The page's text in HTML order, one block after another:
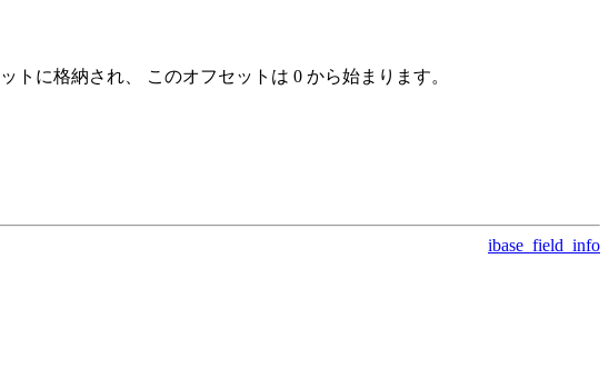
トに格納され、 このオフセットは 0 から始まります。
ibase_field_info